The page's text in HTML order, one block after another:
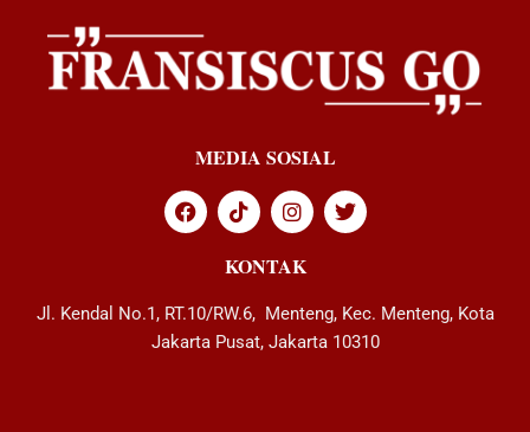
MEDIA SOSIAL
KONTAK
Jl. Kendal No.1, RT.10/RW.6, Menteng, Kec. Menteng, Kota
Jakarta Pusat, Jakarta 10310